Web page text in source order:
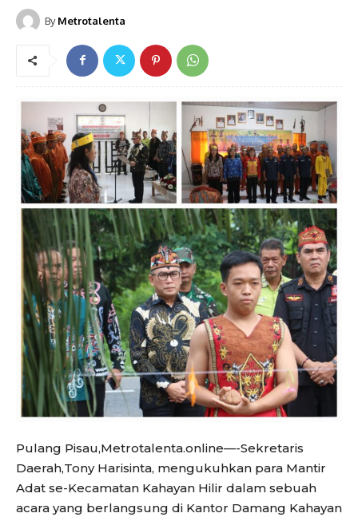
By Metrotalenta
Pulang Pisau,Metrotalenta.online—-Sekretaris
Daerah,Tony Harisinta, mengukuhkan para Mantir
Adat se-Kecamatan Kahayan Hilir dalam sebuah
acara yang berlangsung di Kantor Damang Kahayan